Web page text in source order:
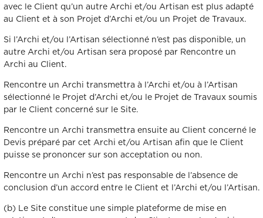
avec le Client qu’un autre Archi et/ou Artisan est plus adapté
au Client et à son Projet d’Archi et/ou un Projet de Travaux.
Si l’Archi et/ou l’Artisan sélectionné n’est pas disponible, un
autre Archi et/ou Artisan sera proposé par Rencontre un
Archi au Client.
Rencontre un Archi transmettra à l’Archi et/ou à l’Artisan
sélectionné le Projet d’Archi et/ou le Projet de Travaux soumis
par le Client concerné sur le Site.
Rencontre un Archi transmettra ensuite au Client concerné le
Devis préparé par cet Archi et/ou Artisan afin que le Client
puisse se prononcer sur son acceptation ou non.
Rencontre un Archi n’est pas responsable de l’absence de
conclusion d’un accord entre le Client et l’Archi et/ou l’Artisan.
(b) Le Site constitue une simple plateforme de mise en